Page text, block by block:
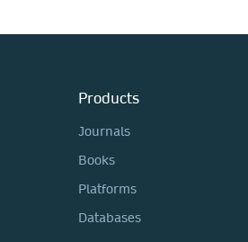
Products
Journals
Books
Platforms
Databases